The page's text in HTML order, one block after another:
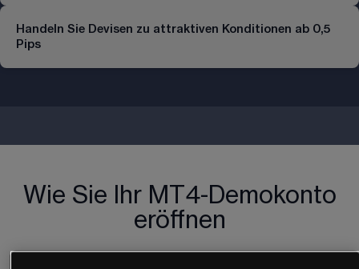
Handeln Sie Devisen zu attraktiven Konditionen ab 0,5
Pips
Wie Sie Ihr MT4-Demokonto
eröffnen